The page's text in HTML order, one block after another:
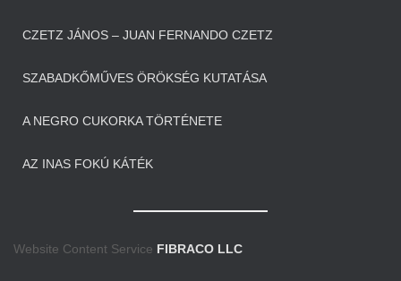
CZETZ JÁNOS – JUAN FERNANDO CZETZ
SZABADKŐMŰVES ÖRÖKSÉG KUTATÁSA
A NEGRO CUKORKA TÖRTÉNETE
AZ INAS FOKÚ KÁTÉK
Website Content Service FIBRACO LLC